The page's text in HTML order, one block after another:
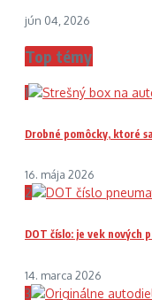
jún 04, 2026
Top témy
1
Drobné pomôcky, ktoré
16. mája 2026
2
DOT číslo: je vek nových
14. marca 2026
3